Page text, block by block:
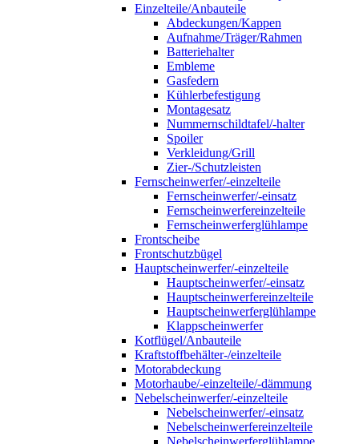
Einzelteile/Anbauteile
Abdeckungen/Kappen
Aufnahme/Träger/Rahmen
Batteriehalter
Embleme
Gasfedern
Kühlerbefestigung
Montagesatz
Nummernschildtafel/-halter
Spoiler
Verkleidung/Grill
Zier-/Schutzleisten
Fernscheinwerfer/-einzelteile
Fernscheinwerfer/-einsatz
Fernscheinwerfereinzelteile
Fernscheinwerferglühlampe
Frontscheibe
Frontschutzbügel
Hauptscheinwerfer/-einzelteile
Hauptscheinwerfer/-einsatz
Hauptscheinwerfereinzelteile
Hauptscheinwerferglühlampe
Klappscheinwerfer
Kotflügel/Anbauteile
Kraftstoffbehälter-/einzelteile
Motorabdeckung
Motorhaube/-einzelteile/-dämmung
Nebelscheinwerfer/-einzelteile
Nebelscheinwerfer/-einsatz
Nebelscheinwerfereinzelteile
Nebelscheinwerferglühlampe